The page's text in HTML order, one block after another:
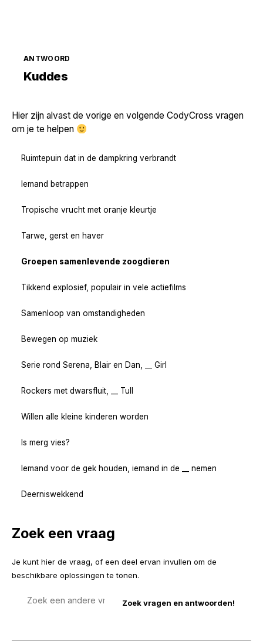
ANTWOORD
Kuddes
Hier zijn alvast de vorige en volgende CodyCross vragen
om je te helpen
Ruimtepuin dat in de dampkring verbrandt
Iemand betrappen
Tropische vrucht met oranje kleurtje
Tarwe, gerst en haver
Groepen samenlevende zoogdieren
Tikkend explosief, populair in vele actiefilms
Samenloop van omstandigheden
Bewegen op muziek
Serie rond Serena, Blair en Dan, __ Girl
Rockers met dwarsfluit, __ Tull
Willen alle kleine kinderen worden
Is merg vies?
Iemand voor de gek houden, iemand in de __ nemen
Deerniswekkend
Zoek een vraag
Je kunt hier de vraag, of een deel ervan invullen om de
beschikbare oplossingen te tonen.